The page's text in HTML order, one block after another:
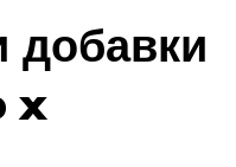
добавки
x